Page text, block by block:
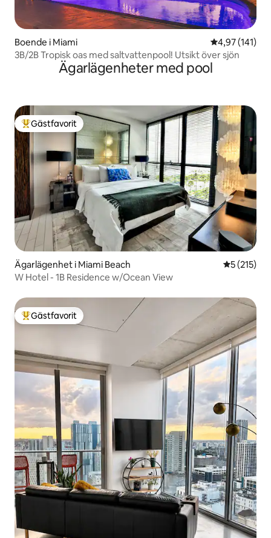
Boende i Miami 4,97 av 5 i
4,97 (141)
3B/2B Tropisk oas med saltvattenpool! Utsikt över sjön
Ägarlägenheter med pool
Populär gästfavorit
Gästfavorit
Ägarlägenhet i Miami Beach 5 av 5 i
5 (215)
W Hotel - 1B Residence w/Ocean View
Populär gästfavorit
Gästfavorit